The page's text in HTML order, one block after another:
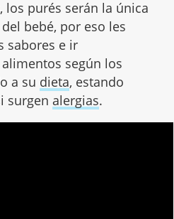
los purés serán la única
bebé, por eso les
sabores e ir
según los
a su dieta, estando
surgen alergias.